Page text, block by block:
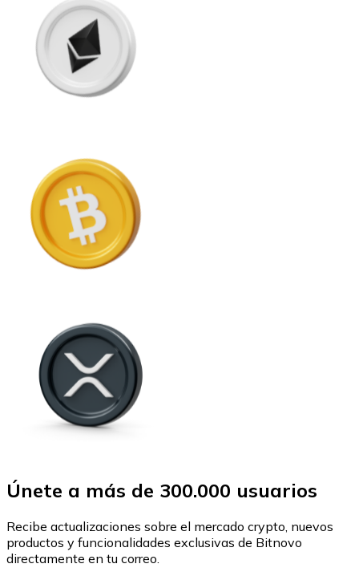
Únete a más de 300.000 usuarios
Recibe actualizaciones sobre el mercado crypto, nuevos
productos y funcionalidades exclusivas de Bitnovo
directamente en tu correo.